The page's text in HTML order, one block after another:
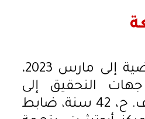
تعود أحداث القضية إلى مارس 2023،
التحقيق إلى
المتهم إبراهيم ف. ح، 42 سنة، ضابط